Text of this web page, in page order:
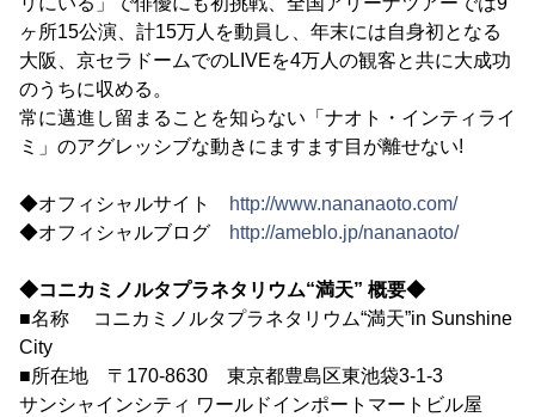
ヶ所15公演、計15万人を動員し、年末には自身初となる
大阪、京セラドームでのLIVEを4万人の観客と共に大成功
のうちに収める。
常に邁進し留まることを知らない「ナオト・インティライ
ミ」のアグレッシブな動きにますます目が離せない!
◆オフィシャルサイト
http://www.nananaoto.com/
◆オフィシャルブログ
http://ameblo.jp/nananaoto/
◆コニカミノルタプラネタリウム“満天” 概要◆
■名称 コニカミノルタプラネタリウム“満天”in Sunshine
City
■所在地 〒170-8630 東京都豊島区東池袋3-1-3
サンシャインシティ ワールドインポートマートビル屋